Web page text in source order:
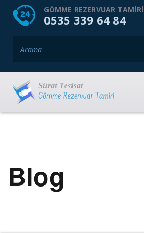
HOME HAKKIMIZDA
GÖMME REZERVUAR TAMIRI
0535 339 64 84
Blog